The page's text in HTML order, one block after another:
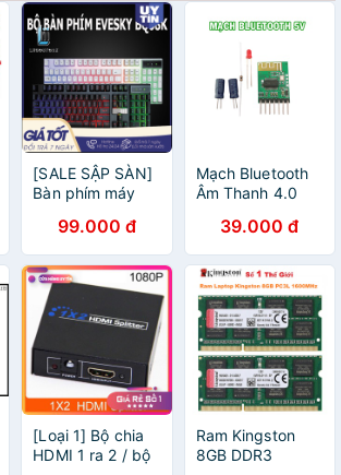
[SALE SẬP SÀN]
Bàn phím máy
EVESKY BQ08K
Ấn Tượng
99.000 đ
Mạch Bluetooth
Âm Thanh 4.0
39.000 đ
[Loại 1] Bộ chia
HDMI 1 ra 2 / bộ
Ram Kingston
8GB DDR3